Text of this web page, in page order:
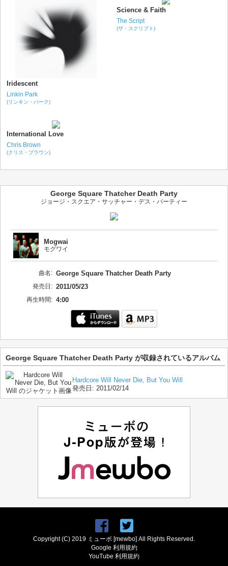
Iridescent
Linkin Park
(リンキン・パーク)
Science & Faith
The Script
(ザ・スクリプト)
International Love
Chris Brown
(クリス・ブラウン)
George Square Thatcher Death Party
ジョージ・スクエア・サッチャー・デス・パーティー
Mogwai
モグワイ
曲名: George Square Thatcher Death Party
発売日: 2011/05/23
再生時間: 4:00
George Square Thatcher Death Party が収録されているアルバム
Hardcore Will Never Die, But You Will
発売日: 2011/02/14
Copyright (C) 2019 ミューボ [mewbo] All Rights Reserved.
Google 利用規約
YouTube 利用規約